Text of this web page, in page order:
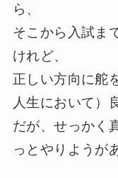
ら、
そこから入試ま
けれど、
正しい方向に舵
人生において）
だが、せっかく
っとやりようが